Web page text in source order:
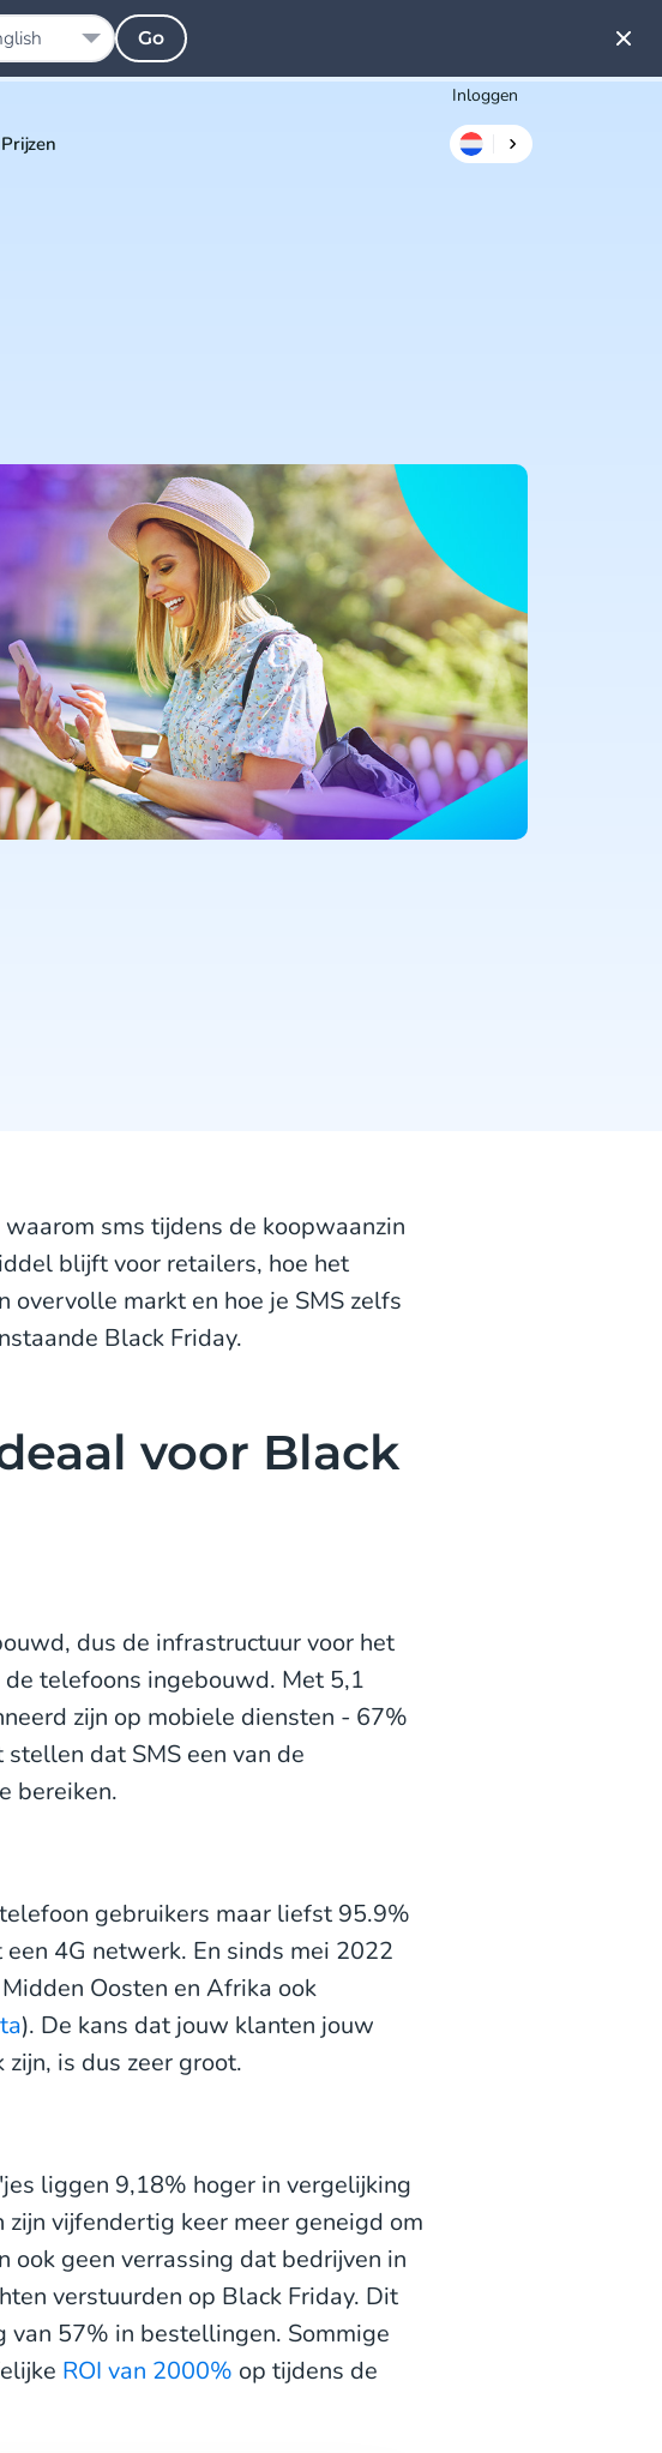
Inloggen
Prijzen
sms tijdens de koopwaanzin
blijft voor retailers, hoe het
overvolle markt en hoe je SMS zelfs
Black Friday.
voor Black
dus de infrastructuur voor het
telefoons ingebouwd. Met 5,1
zijn op mobiele diensten - 67%
dat SMS een van de
bereiken.
gebruikers maar liefst 95.9%
4G netwerk. En sinds mei 2022
Oosten en Afrika ook
). De kans dat jouw klanten jouw
is dus zeer groot.
liggen 9,18% hoger in vergelijking
vijfendertig keer meer geneigd om
ook geen verrassing dat bedrijven in
verstuurden op Black Friday. Dit
57% in bestellingen. Sommige
ROI van 2000% op tijdens de
Go